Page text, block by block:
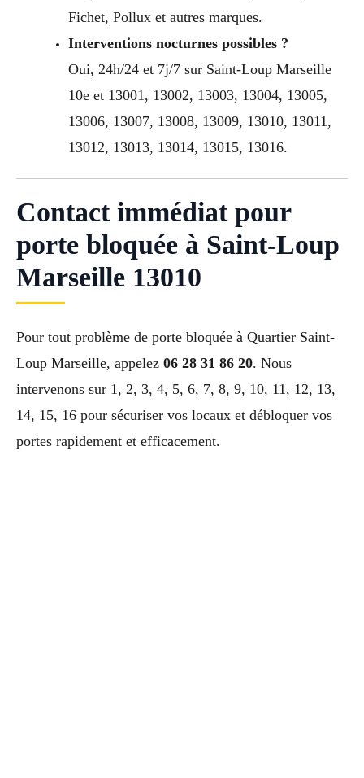
Fichet, Pollux et autres marques.
Interventions nocturnes possibles ?
Oui, 24h/24 et 7j/7 sur Saint-Loup Marseille
10e et 13001, 13002, 13003, 13004, 13005,
13006, 13007, 13008, 13009, 13010, 13011,
13012, 13013, 13014, 13015, 13016.
Contact immédiat pour
porte bloquée à Saint-Loup
Marseille 13010
Pour tout problème de porte bloquée à Quartier Saint-
Loup Marseille, appelez 06 28 31 86 20. Nous
intervenons sur 1, 2, 3, 4, 5, 6, 7, 8, 9, 10, 11, 12, 13,
14, 15, 16 pour sécuriser vos locaux et débloquer vos
portes rapidement et efficacement.